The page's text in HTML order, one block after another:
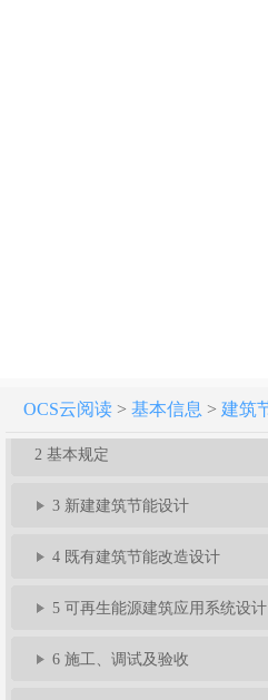
OCS云阅读> 基本信息 > 建筑
1 总 则
2 基本规定
3 新建建筑节能设计
4 既有建筑节能改造设计
5 可再生能源建筑应用系统设计
6 施工、调试及验收